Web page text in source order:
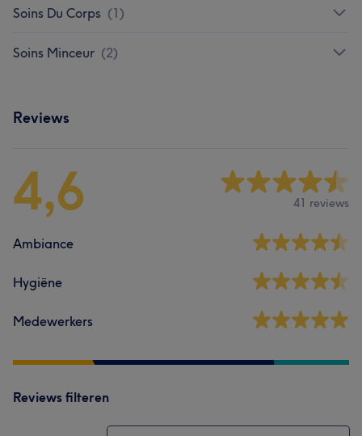
Soins Du Corps (1)
Soins Minceur (2)
Reviews
4,6 41 reviews
Ambiance
Hygiëne
Medewerkers
Reviews filteren